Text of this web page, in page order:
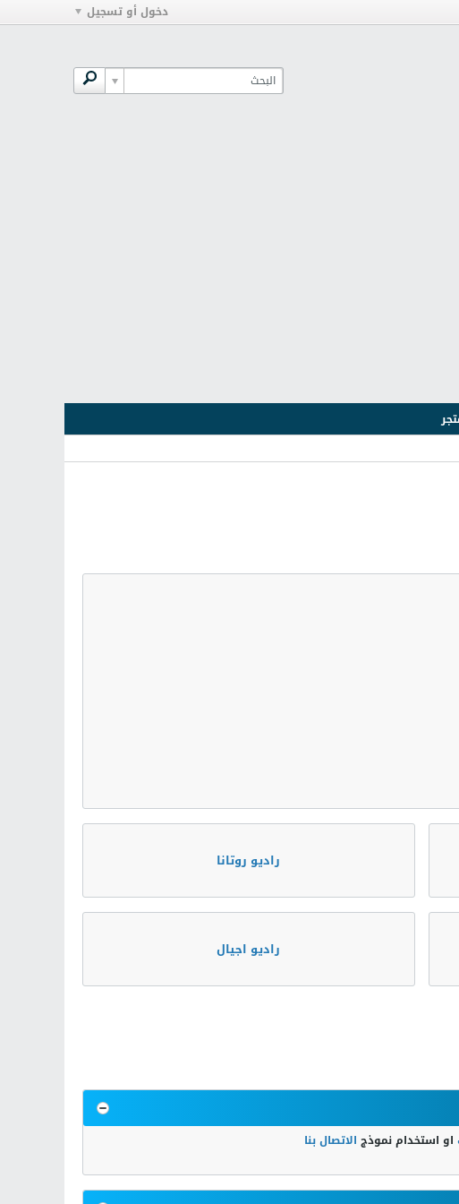
دخول أو تسجيل
راديو روتانا
راديو اجيال
او استخدام نموذج الاتصال بنا